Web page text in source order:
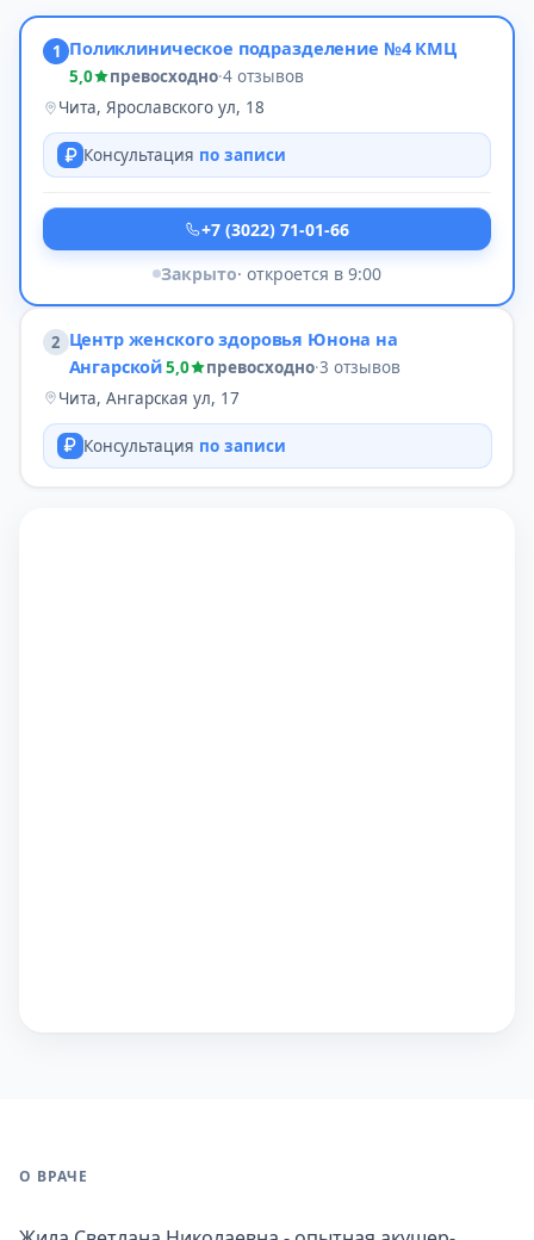
1 Поликлиническое подразделение №4 КМЦ
5,0 превосходно·4 отзывов
Чита, Ярославского ул, 18
Консультация по записи
+7 (3022) 71-01-66
Закрыто· откроется в 9:00
2 Центр женского здоровья Юнона на
Ангарской5,0 превосходно·3 отзывов
Чита, Ангарская ул, 17
Консультация по записи
О ВРАЧЕ